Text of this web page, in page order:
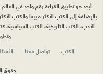
أبجد هو تطبيق القراءة رقم واحد في
بالإضافة إلى الكتب الأكثر مبيعاً والكتب
الأدب، الكتب التاريخية، الكتب
الكتب
تواصل معنا
حقوق